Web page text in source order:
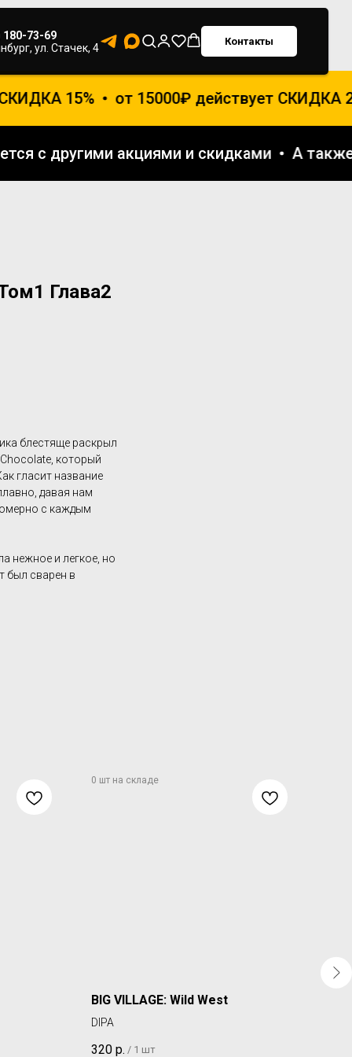
180-73-69
ул. Стачек, 4
Контакты
15% от 15000₽ действует СКИДКА
с другими акциями и скидками А
Глава2
блестяще раскрыл
который
гласит название
давая нам
с каждым
нежное и легкое, но
был сварен в
BIG VILLAGE: Wild West
DIPA
320 р. / 1 шт